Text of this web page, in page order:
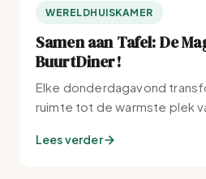
WERELDHUISKAMER
Samen aan Tafel: De
BuurtDiner!
Elke donderdagavond
ruimte tot de warmste plek
Lees verder